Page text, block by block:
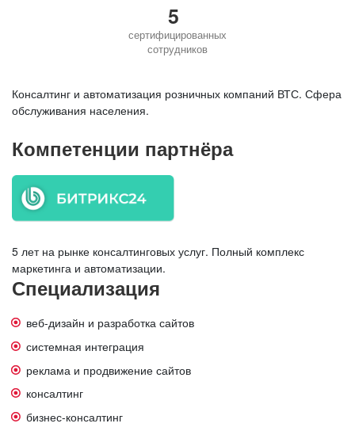
5
сертифицированных
сотрудников
Консалтинг и автоматизация розничных компаний ВТС. Сфера
обслуживания населения.
Компетенции партнёра
5 лет на рынке консалтинговых услуг. Полный комплекс
маркетинга и автоматизации.
Специализация
веб-дизайн и разработка сайтов
системная интеграция
реклама и продвижение сайтов
консалтинг
бизнес-консалтинг